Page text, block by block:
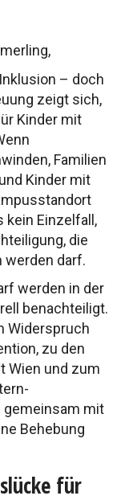
– doch
zeigt sich,
Kinder mit
Familien
Kinder mit
kein Einzelfall,
die
werden darf.
werden in der
benachteiligt.
Widerspruch
zu den
Wien und zum
gemeinsam mit
Behebung
für